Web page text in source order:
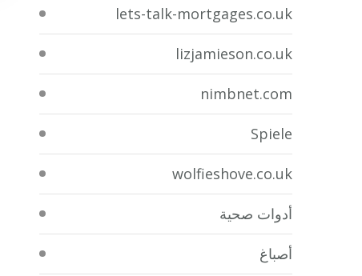
lets-talk-mortgages.co.uk
lizjamieson.co.uk
nimbnet.com
Spiele
wolfieshove.co.uk
أدوات صحية
أصباغ